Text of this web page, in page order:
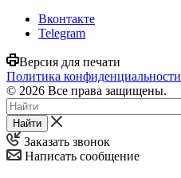
Вконтакте
Telegram
Версия для печати
Политика конфиденциальности
© 2026 Все права защищены.
Найти
Заказать звонок
Написать сообщение